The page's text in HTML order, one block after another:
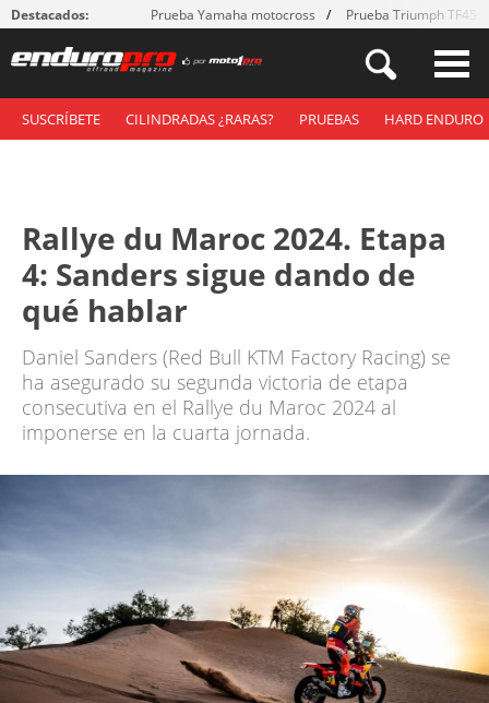
Destacados: Prueba Yamaha motocross Prueba Triumph
SUSCRÍBETE CILINDRADAS ¿RARAS? PRUEBAS HARD ENDURO
Rallye du Maroc 2024. Etapa
4: Sanders sigue dando de
qué hablar
Daniel Sanders (Red Bull KTM Factory Racing) se
ha asegurado su segunda victoria de etapa
consecutiva en el Rallye du Maroc 2024 al
imponerse en la cuarta jornada.